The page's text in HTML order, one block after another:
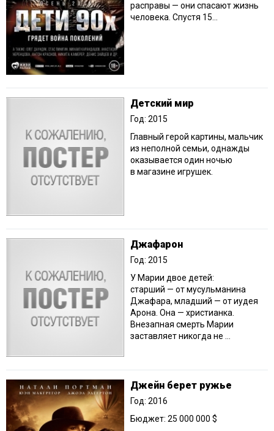
расправы — они спасают жизнь
человека. Спустя 15...
Детский мир
Год: 2015
Главный герой картины, мальчик
из неполной семьи, однажды
оказывается один ночью
в магазине игрушек.
Джафарон
Год: 2015
У Марии двое детей:
старший — от мусульманина
Джафара, младший — от иудея
Арона. Она — христианка.
Внезапная смерть Марии
заставляет никогда не ...
Джейн берет ружье
Год: 2016
Бюджет: 25 000 000 $